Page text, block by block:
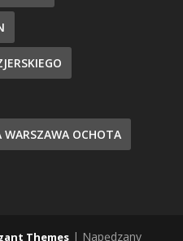
WARSZAWA OCHOTA
Themes | Napędzany